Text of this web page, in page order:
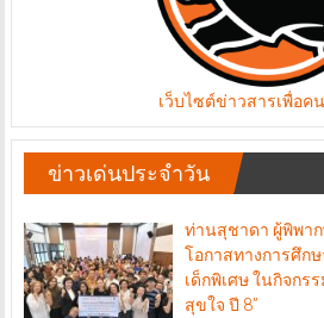
เว็บไซต์ข่าวสารเพื่อค
ข่าวเด่นประจำวัน
ท่านสุชาดา ผู้พิพา
โอกาสทางการศึก
เด็กพิเศษ ในกิจกรร
สุขใจ ปี 8”